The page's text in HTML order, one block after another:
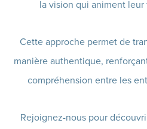
la vision qui animent
Cette approche permet de
manière authentique,
compréhension entre les
Rejoignez-nous pour